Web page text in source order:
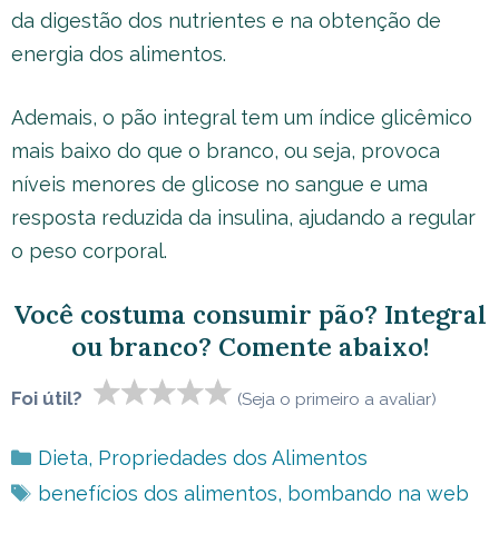
da digestão dos nutrientes e na obtenção de
energia dos alimentos.
Ademais, o pão integral tem um índice glicêmico
mais baixo do que o branco, ou seja, provoca
níveis menores de glicose no sangue e uma
resposta reduzida da insulina, ajudando a regular
o peso corporal.
Você costuma consumir pão? Integral
ou branco? Comente abaixo!
Foi útil? (Seja o primeiro a avaliar)
Categorias
Dieta, Propriedades dos Alimentos
Tags
benefícios dos alimentos, bombando na web